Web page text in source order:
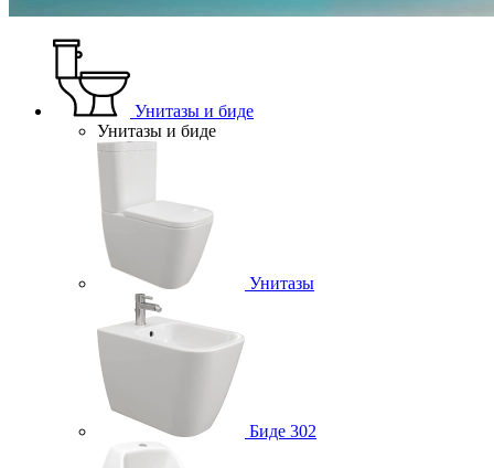
Унитазы и биде
Унитазы и биде
Унитазы
Биде 302